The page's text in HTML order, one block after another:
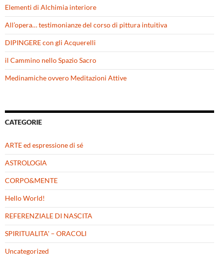
Elementi di Alchimia interiore
All’opera… testimonianze del corso di pittura intuitiva
DIPINGERE con gli Acquerelli
il Cammino nello Spazio Sacro
Medinamiche ovvero Meditazioni Attive
CATEGORIE
ARTE ed espressione di sé
ASTROLOGIA
CORPO&MENTE
Hello World!
REFERENZIALE DI NASCITA
SPIRITUALITA' – ORACOLI
Uncategorized